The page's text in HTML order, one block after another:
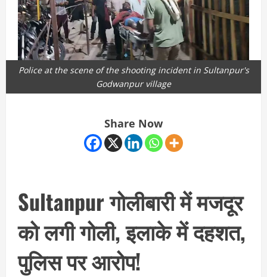
Police at the scene of the shooting incident in Sultanpur's
Godwanpur village
Share Now
Sultanpur गोलीबारी में मजदूर
को लगी गोली, इलाके में दहशत,
पुलिस पर आरोप!